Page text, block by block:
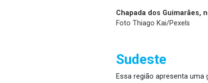
Chapada dos Guimarães,
Foto Thiago Kai/Pexels
Sudeste
Essa região apresenta